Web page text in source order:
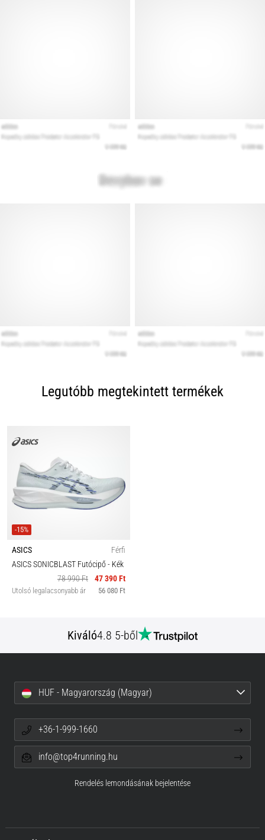
Legutóbb megtekintett termékek
-15%
ASICS
Férfi
ASICS SONICBLAST Futócipő- Kék
78 990 Ft
47 390 Ft
Utolsó legalacsonyabb ár 56 080 Ft
Kiváló4.8 5-ből
HUF - Magyarország (Magyar)
+36-1-999-1660
info@top4running.hu
Rendelés lemondásának bejelentése